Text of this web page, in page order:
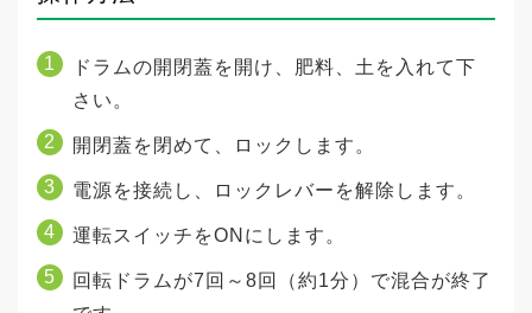
ドラムの開閉蓋を開け、肥料、土を入れて下
さい。
開閉蓋を閉めて、ロックします。
電源を接続し、ロックレバーを解除します。
運転スイッチをONにします。
回転ドラムが7回～8回（約1分）で混合が終了